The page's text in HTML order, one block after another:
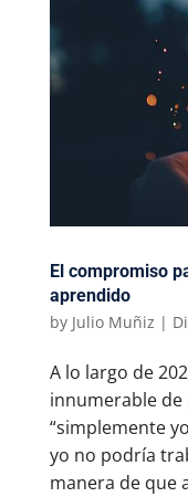
El compromiso
aprendido
by Julio Muñiz |
A lo largo de
innumerable de
“simplemente
yo no podría
manera de que